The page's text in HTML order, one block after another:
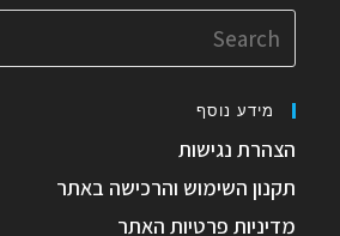
Search
for:
מידע נוסף
הצהרת נגישות
תקנון השימוש והרכישה באתר
מדיניות פרטיות האתר